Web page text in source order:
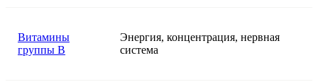
Витамины
группы B
Энергия, концентрация, нервная
система